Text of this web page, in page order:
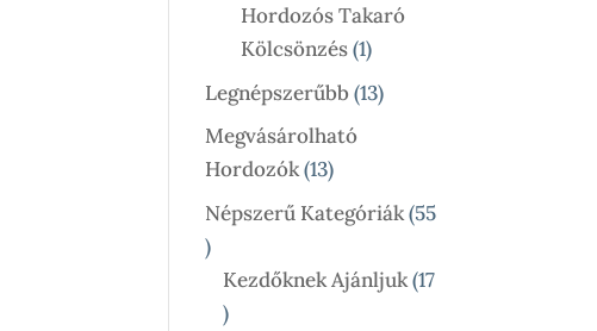
Termék
Hordozós Takaró
Kölcsönzés 11
Termék
Legnépszerűbb 1313
Megvásárolható
Hordozók 1313
Termék
Népszerű Kategóriák 55
55
Termék
Kezdőknek Ajánljuk 17
17